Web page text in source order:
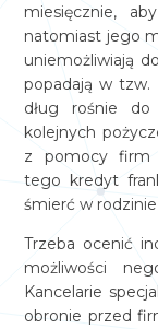
miesięcznie,
natomiast jego
uniemożliwiają
popadają w tzw.
dług rośnie
kolejnych
z pomocy firm
tego kredyt
śmierć w
Trzeba ocenić
możliwości
Kancelarie
obronie przed